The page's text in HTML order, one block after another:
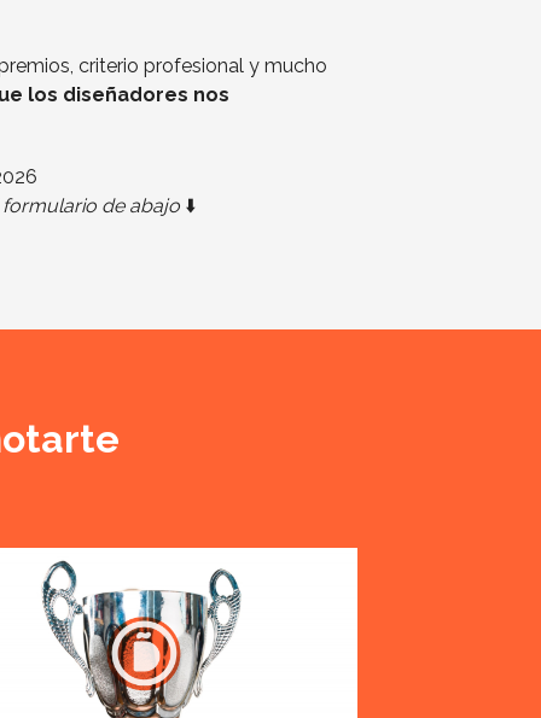
criterio profesional y mucho
los diseñadores nos
de abajo ⬇️